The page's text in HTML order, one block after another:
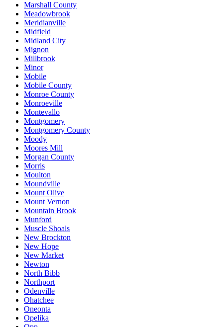
Marshall County
Meadowbrook
Meridianville
Midfield
Midland City
Mignon
Millbrook
Minor
Mobile
Mobile County
Monroe County
Monroeville
Montevallo
Montgomery
Montgomery County
Moody
Moores Mill
Morgan County
Morris
Moulton
Moundville
Mount Olive
Mount Vernon
Mountain Brook
Munford
Muscle Shoals
New Brockton
New Hope
New Market
Newton
North Bibb
Northport
Odenville
Ohatchee
Oneonta
Opelika